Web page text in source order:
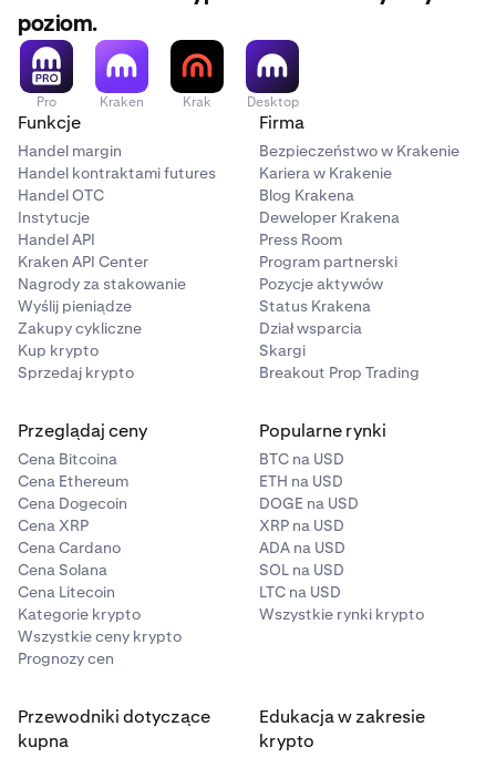
poziom.
Pro Kraken Krak Desktop
Funkcje
Handel margin
Handel kontraktami futures
Handel OTC
Instytucje
Handel API
Kraken API Center
Nagrody za stakowanie
Wyślij pieniądze
Zakupy cykliczne
Kup krypto
Sprzedaj krypto
Firma
Bezpieczeństwo w Krakenie
Kariera w Krakenie
Blog Krakena
Deweloper Krakena
Press Room
Program partnerski
Pozycje aktywów
Status Krakena
Dział wsparcia
Skargi
Breakout Prop Trading
Przeglądaj ceny
Cena Bitcoina
Cena Ethereum
Cena Dogecoin
Cena XRP
Cena Cardano
Cena Solana
Cena Litecoin
Kategorie krypto
Wszystkie ceny krypto
Prognozy cen
Popularne rynki
BTC na USD
ETH na USD
DOGE na USD
XRP na USD
ADA na USD
SOL na USD
LTC na USD
Wszystkie rynki krypto
Przewodniki dotyczące
kupna
Edukacja w zakresie
krypto